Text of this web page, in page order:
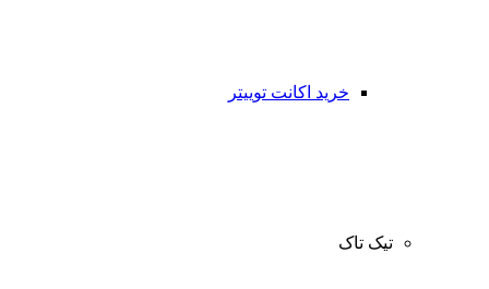
خرید اکانت توییتر
تیک تاک